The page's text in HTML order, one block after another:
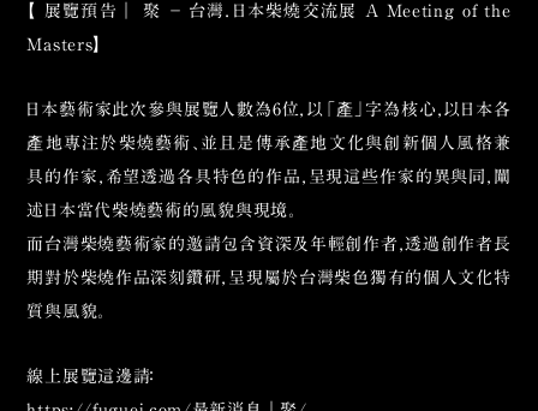
【 展覽預告｜ 聚 － 台灣．日本柴燒交流展 A Meeting of the
Masters】
日本藝術家此次參與展覽人數為6位，以「產」字為核心，以日本各
產地專注於柴燒藝術、並且是傳承產地文化與創新個人風格兼
具的作家，希望透過各具特色的作品，呈現這些作家的異與同，闡
述日本當代柴燒藝術的風貌與現境。
而台灣柴燒藝術家的邀請包含資深及年輕創作者，透過創作者長
期對於柴燒作品深刻鑽研，呈現屬於台灣柴色獨有的個人文化特
質與風貌。
線上展覽這邊請：